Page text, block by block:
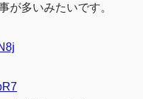
が多いみたいです。